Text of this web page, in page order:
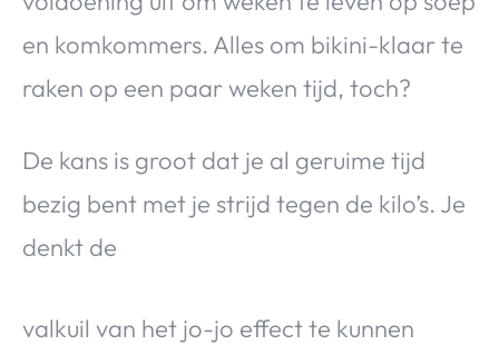
en komkommers. Alles om bikini-klaar te
raken op een paar weken tijd, toch?
De kans is groot dat je al geruime tijd
bezig bent met je strijd tegen de kilo’s. Je
denkt de
valkuil van het jo-jo effect te kunnen